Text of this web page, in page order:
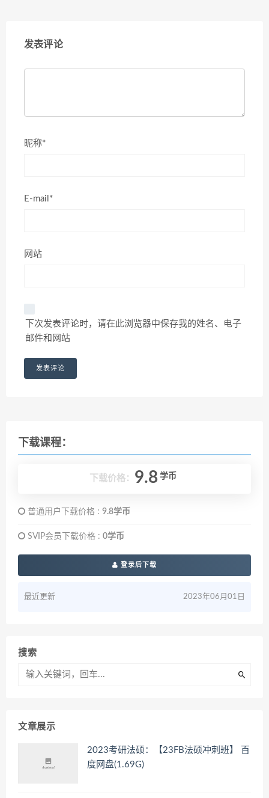
发表评论
昵称*
E-mail*
网站
下次发表评论时，请在此浏览器中保存我的姓名、电子
邮件和网站
下载课程：
下载价格： 9.8 学币
普通用户下载价格 : 9.8学币
SVIP会员下载价格 : 0学币
登录后下载
最近更新 2023年06月01日
搜索
文章展示
2023考研法硕：【23FB法硕冲刺班】 百
度网盘(1.69G)